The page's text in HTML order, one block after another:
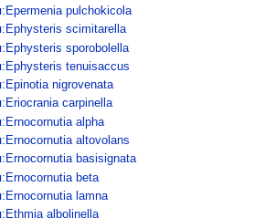
pulchokicola
scimitarella
sporobolella
tenuisaccus
nigrovenata
carpinella
alpha
altovolans
basisignata
beta
lamna
albolinella